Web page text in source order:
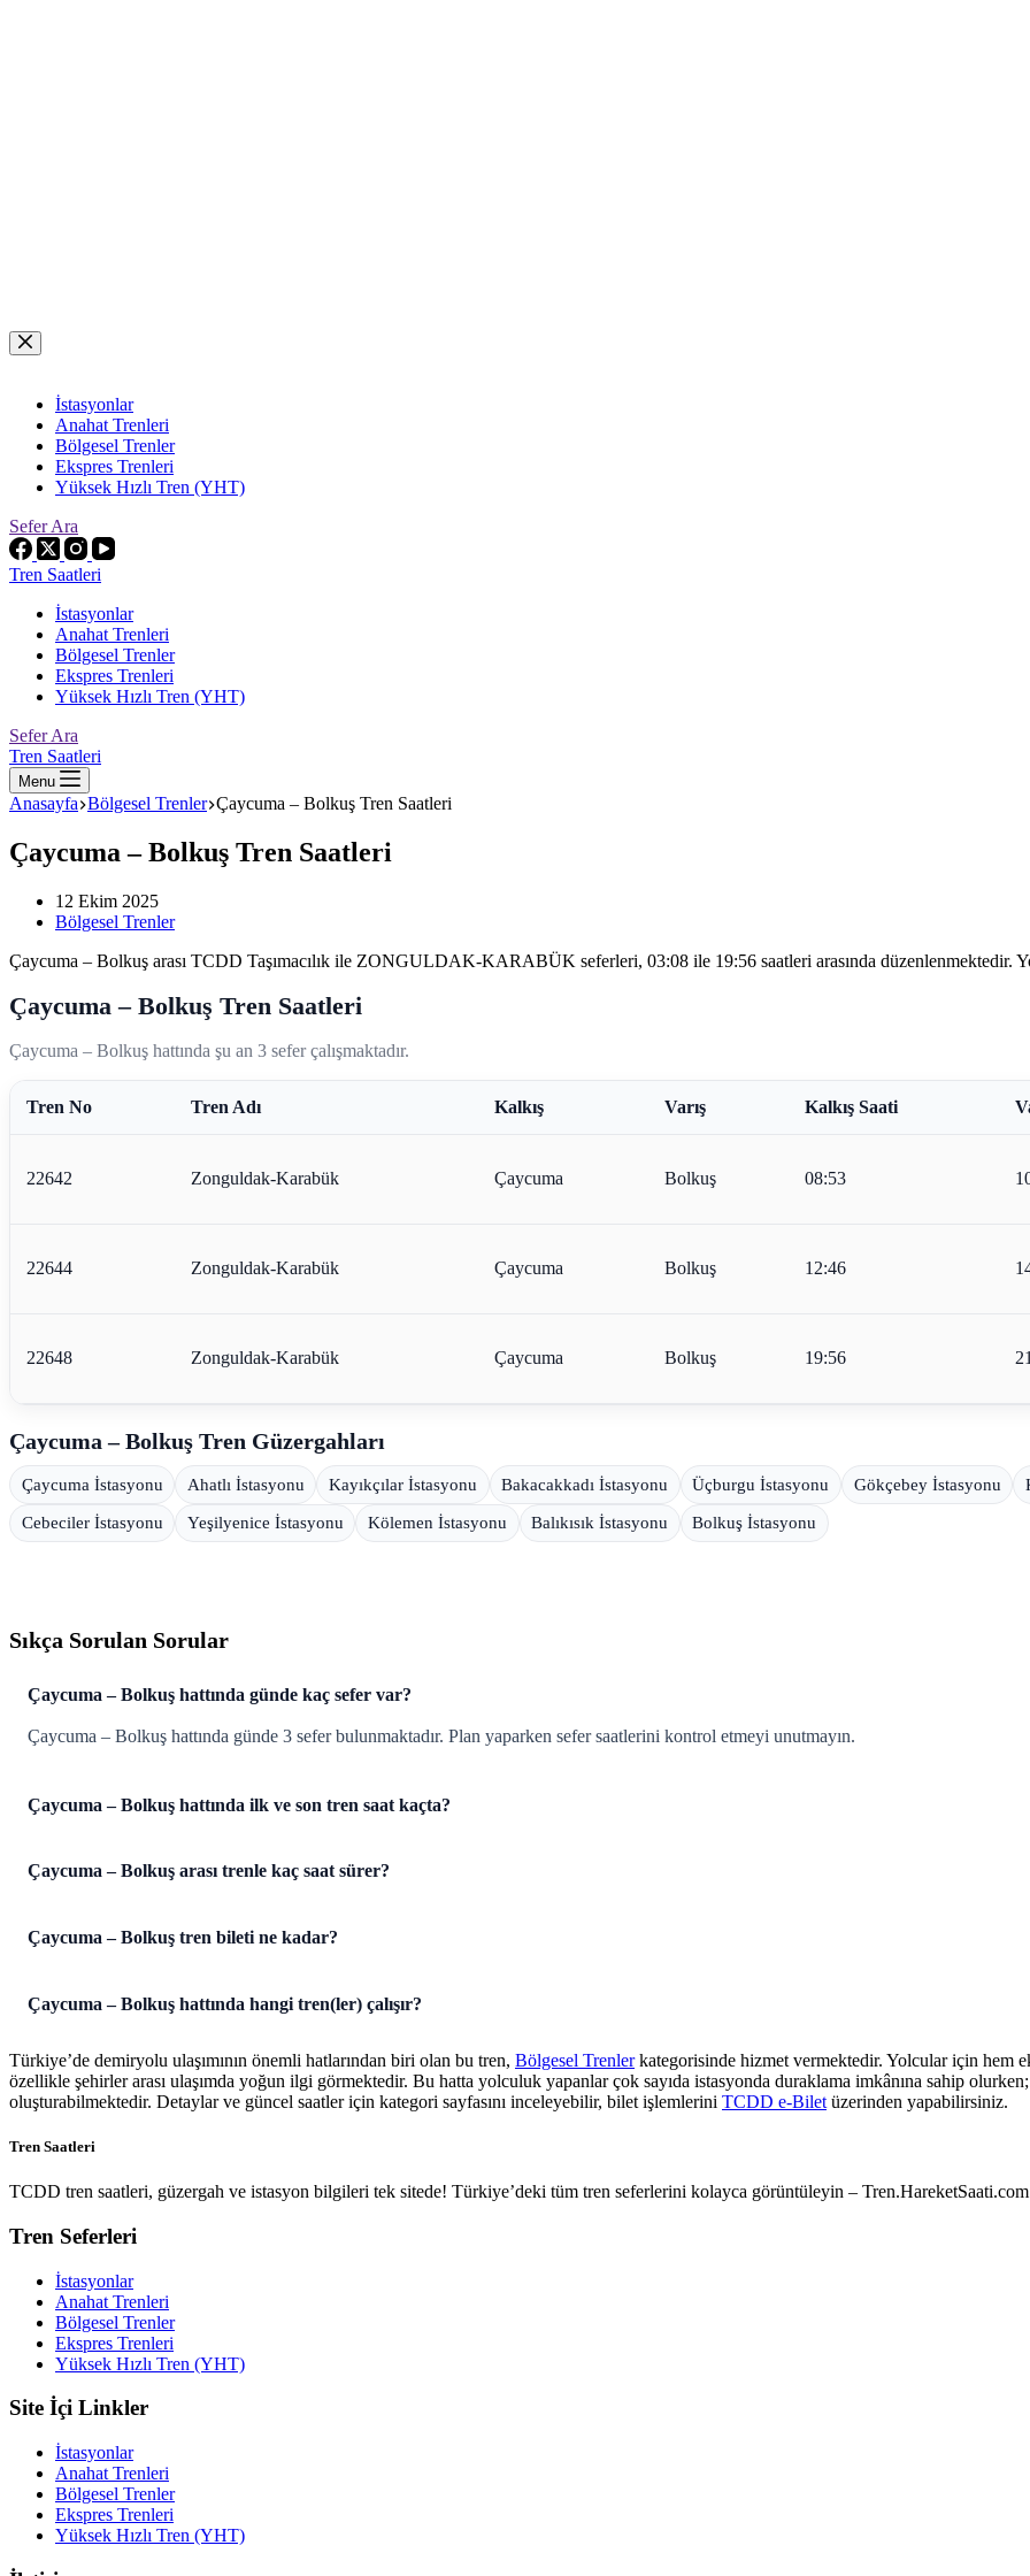
Skip
to
İstasyonlar
Anahat Trenleri
Bölgesel Trenler
Ekspres Trenleri
Yüksek Hızlı Tren (YHT)
Sefer Ara
Tren Saatleri
İstasyonlar
Anahat Trenleri
Bölgesel Trenler
Ekspres Trenleri
Yüksek Hızlı Tren (YHT)
Sefer Ara
Tren Saatleri
Menu
Anasayfa Bölgesel Trenler Çaycuma – Bolkuş Tren Saatleri
Çaycuma – Bolkuş Tren Saatleri
12 Ekim 2025
Bölgesel Trenler
Çaycuma – Bolkuş arası TCDD Taşımacılık ile ZONGULDAK-KARABÜK seferleri, 03:08 ile 19:56 saatleri arasında düzenlenmektedir.
Çaycuma – Bolkuş Tren Saatleri
Çaycuma – Bolkuş hattında şu an 3 sefer çalışmaktadır.
Tren No Tren Adı Kalkış Varış Kalkış Saati
22642 Zonguldak-Karabük Çaycuma Bolkuş 08:53
22644 Zonguldak-Karabük Çaycuma Bolkuş 12:46
22648 Zonguldak-Karabük Çaycuma Bolkuş 19:56
Çaycuma – Bolkuş Tren Güzergahları
Çaycuma İstasyonu Ahatlı İstasyonu Kayıkçılar İstasyonu Bakacakkadı İstasyonu Üçburgu İstasyonu Gökçebey İstasyonu
Cebeciler İstasyonu Yeşilyenice İstasyonu Kölemen İstasyonu Balıkısık İstasyonu Bolkuş İstasyonu
Sıkça Sorulan Sorular
Çaycuma – Bolkuş hattında günde kaç sefer var?
Çaycuma – Bolkuş hattında günde 3 sefer bulunmaktadır. Plan yaparken sefer saatlerini kontrol etmeyi unutmayın.
Çaycuma – Bolkuş hattında ilk ve son tren saat kaçta?
Çaycuma – Bolkuş arası trenle kaç saat sürer?
Çaycuma – Bolkuş tren bileti ne kadar?
Çaycuma – Bolkuş hattında hangi tren(ler) çalışır?
Türkiye’de demiryolu ulaşımının önemli hatlarından biri olan bu tren, Bölgesel Trenlerkategorisinde hizmet vermektedir. Yolcular için hem
özellikle şehirler arası ulaşımda yoğun ilgi görmektedir. Bu hatta yolculuk yapanlar çok sayıda istasyonda duraklama imkânına sahip olurken;
oluşturabilmektedir. Detaylar ve güncel saatler için kategori sayfasını inceleyebilir, bilet işlemlerini TCDD e-Bilet üzerinden yapabilirsiniz.
Tren Saatleri
TCDD tren saatleri, güzergah ve istasyon bilgileri tek sitede! Türkiye’deki tüm tren seferlerini kolayca görüntüleyin – Tren.HareketSaati.com
Tren Seferleri
İstasyonlar
Anahat Trenleri
Bölgesel Trenler
Ekspres Trenleri
Yüksek Hızlı Tren (YHT)
Site İçi Linkler
İstasyonlar
Anahat Trenleri
Bölgesel Trenler
Ekspres Trenleri
Yüksek Hızlı Tren (YHT)